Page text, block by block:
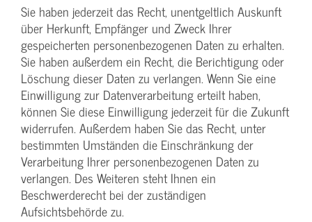
Sie haben jederzeit das Recht, unentgeltlich Auskunft
über Herkunft, Empfänger und Zweck Ihrer
gespeicherten personenbezogenen Daten zu erhalten.
Sie haben außerdem ein Recht, die Berichtigung oder
Löschung dieser Daten zu verlangen. Wenn Sie eine
Einwilligung zur Datenverarbeitung erteilt haben,
können Sie diese Einwilligung jederzeit für die Zukunft
widerrufen. Außerdem haben Sie das Recht, unter
bestimmten Umständen die Einschränkung der
Verarbeitung Ihrer personenbezogenen Daten zu
verlangen. Des Weiteren steht Ihnen ein
Beschwerderecht bei der zuständigen
Aufsichtsbehörde zu.